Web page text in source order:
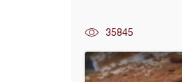
35845
štanglice sa keksom